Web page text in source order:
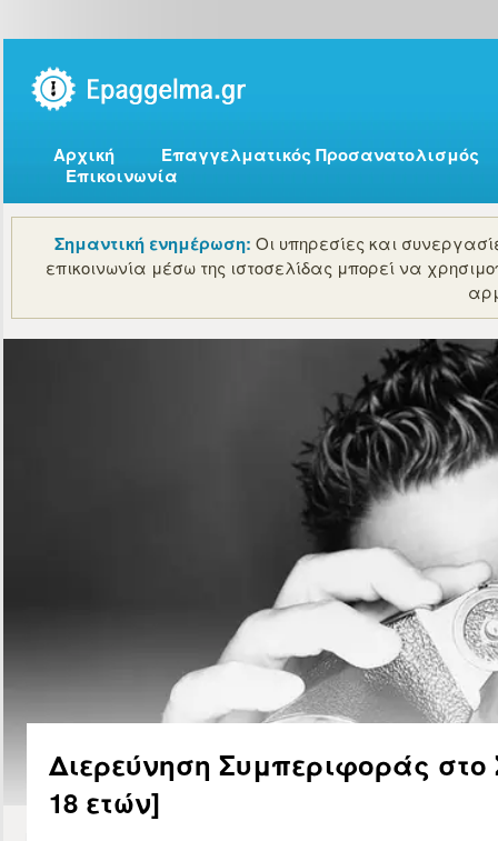
Αρχική
Επαγγελματικός Προσανατολισμός
Επικοινωνία
Σημαντική ενημέρωση: Οι υπηρεσίες και
επικοινωνία μέσω της ιστοσελίδας μπορεί να
Διερεύνηση Συμπεριφοράς στο
18 ετών]